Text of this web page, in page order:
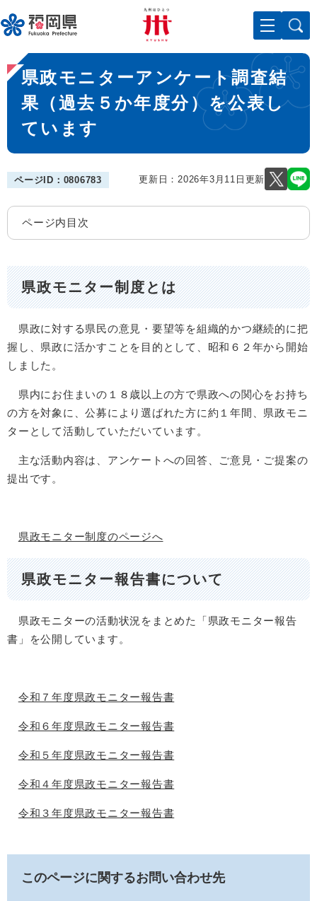
ー
ジ
先
頭
メニューを飛ばして本文へ
本
文
県政モニターアンケート調査結
果（過去５か年度分）を公表し
ています
ページID：0806783 更新日：2026年3月11日更新
ページ内目次
県政モニター制度とは
県政に対する県民の意見・要望等を組織的かつ継続的に把
握し、県政に活かすことを目的として、昭和６２年から開始
しました。
県内にお住まいの１８歳以上の方で県政への関心をお持ち
の方を対象に、公募により選ばれた方に約１年間、県政モニ
ターとして活動していただいています。
主な活動内容は、アンケートへの回答、ご意見・ご提案の
提出です。
県政モニター制度のページへ
県政モニター報告書について
県政モニターの活動状況をまとめた「県政モニター報告
書」を公開しています。
​令和７年度県政モニター報告書
令和６年度県政モニター報告書
令和５年度県政モニター報告書
令和４年度県政モニター報告書
令和３年度県政モニター報告書
このページに関するお問い合わせ先